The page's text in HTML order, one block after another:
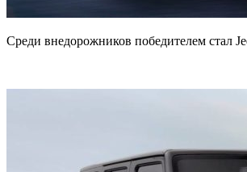
Среди внедорожников победителем стал